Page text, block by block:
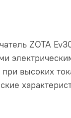
ZOTA
высоких